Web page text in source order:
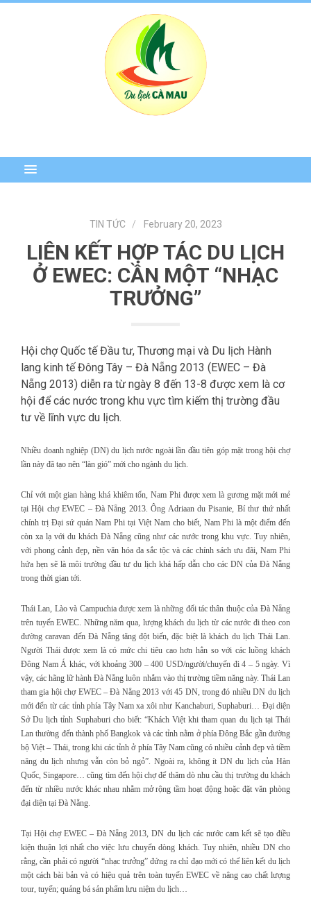
TIN TỨC February 20, 2023
LIÊN KẾT HỢP TÁC DU LỊCH
Ở EWEC: CẦN MỘT “NHẠC
TRƯỞNG”
Hội chợ Quốc tế Đầu tư, Thương mại và Du lịch Hành
lang kinh tế Đông Tây – Đà Nẵng 2013 (EWEC – Đà
Nẵng 2013) diễn ra từ ngày 8 đến 13-8 được xem là cơ
hội để các nước trong khu vực tìm kiếm thị trường đầu
tư về lĩnh vực du lịch.
Nhiều doanh nghiệp (DN) du lịch nước ngoài lần đầu tiên góp mặt trong hội chợ
lần này đã tạo nên “làn gió” mới cho ngành du lịch.
Chỉ với một gian hàng khá khiêm tốn, Nam Phi được xem là gương mặt mới mẻ
tại Hội chợ EWEC – Đà Nẵng 2013. Ông Adriaan du Pisanie, Bí thư thứ nhất
chính trị Đại sứ quán Nam Phi tại Việt Nam cho biết, Nam Phi là một điểm đến
còn xa lạ với du khách Đà Nẵng cũng như các nước trong khu vực. Tuy nhiên,
với phong cảnh đẹp, nền văn hóa đa sắc tộc và các chính sách ưu đãi, Nam Phi
hứa hẹn sẽ là môi trường đầu tư du lịch khá hấp dẫn cho các DN của Đà Nẵng
trong thời gian tới.
Thái Lan, Lào và Campuchia được xem là những đối tác thân thuộc của Đà Nẵng
trên tuyến EWEC. Những năm qua, lượng khách du lịch từ các nước đi theo con
đường caravan đến Đà Nẵng tăng đột biến, đặc biệt là khách du lịch Thái Lan.
Người Thái được xem là có mức chi tiêu cao hơn hẳn so với các luồng khách
Đông Nam Á khác, với khoảng 300 – 400 USD/người/chuyến đi 4 – 5 ngày. Vì
vậy, các hãng lữ hành Đà Nẵng luôn nhắm vào thị trường tiềm năng này. Thái Lan
tham gia hội chợ EWEC – Đà Nẵng 2013 với 45 DN, trong đó nhiều DN du lịch
mới đến từ các tỉnh phía Tây Nam xa xôi như Kanchaburi, Suphaburi… Đại diện
Sở Du lịch tỉnh Suphaburi cho biết: “Khách Việt khi tham quan du lịch tại Thái
Lan thường đến thành phố Bangkok và các tỉnh nằm ở phía Đông Bắc gần đường
bộ Việt – Thái, trong khi các tỉnh ở phía Tây Nam cũng có nhiều cảnh đẹp và tiềm
năng du lịch nhưng vẫn còn bỏ ngỏ”. Ngoài ra, không ít DN du lịch của Hàn
Quốc, Singapore… cũng tìm đến hội chợ để thăm dò nhu cầu thị trường du khách
đến từ nhiều nước khác nhau nhằm mở rộng tầm hoạt động hoặc đặt văn phòng
đại diện tại Đà Nẵng.
Tại Hội chợ EWEC – Đà Nẵng 2013, DN du lịch các nước cam kết sẽ tạo điều
kiện thuận lợi nhất cho việc lưu chuyển dòng khách. Tuy nhiên, nhiều DN cho
rằng, cần phải có người “nhạc trưởng” đứng ra chỉ đạo mới có thể liên kết du lịch
một cách bài bản và có hiệu quả trên toàn tuyến EWEC về nâng cao chất lượng
tour, tuyến; quảng bá sản phẩm lưu niệm du lịch…